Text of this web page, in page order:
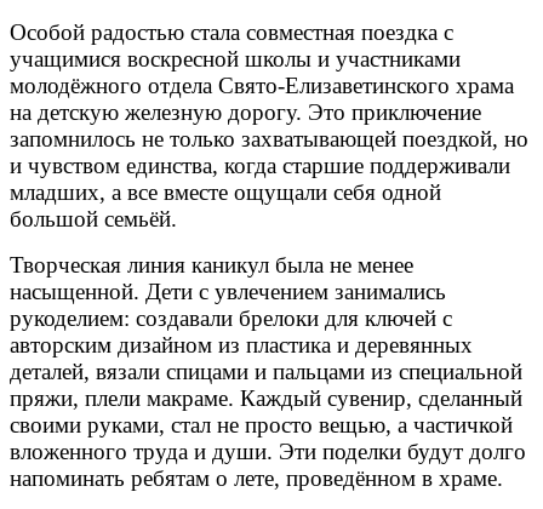
Особой радостью стала совместная поездка с
учащимися воскресной школы и участниками
молодёжного отдела Свято-Елизаветинского храма
на детскую железную дорогу. Это приключение
запомнилось не только захватывающей поездкой, но
и чувством единства, когда старшие поддерживали
младших, а все вместе ощущали себя одной
большой семьёй.
Творческая линия каникул была не менее
насыщенной. Дети с увлечением занимались
рукоделием: создавали брелоки для ключей с
авторским дизайном из пластика и деревянных
деталей, вязали спицами и пальцами из специальной
пряжи, плели макраме. Каждый сувенир, сделанный
своими руками, стал не просто вещью, а частичкой
вложенного труда и души. Эти поделки будут долго
напоминать ребятам о лете, проведённом в храме.